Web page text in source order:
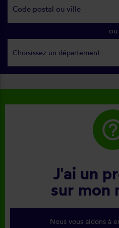
ou
Choisissez un département
J'ai un
sur mon
Nous vous aidons à